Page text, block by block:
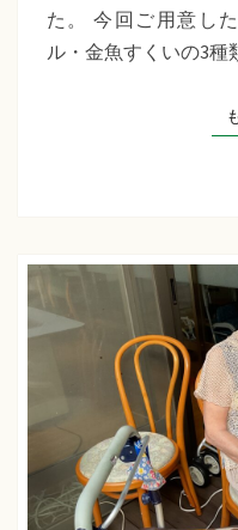
た。 今回ご用意し
ル・金魚すくいの3